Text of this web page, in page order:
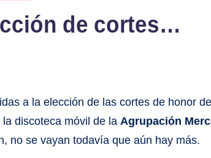
de cortes…
a la elección de las cortes de honor
la discoteca móvil de laAgrupación
no se vayan todavía que aún hay más.